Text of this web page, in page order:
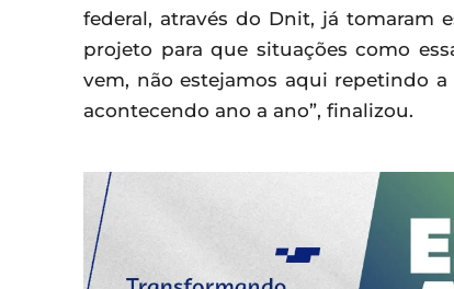
federal, através do Dnit, já tomaram
projeto para que situações como
vem, não estejamos aqui repetindo
acontecendo ano a ano”, finalizou.